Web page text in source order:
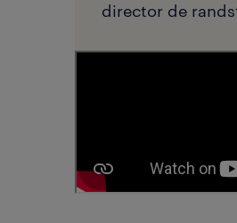
director de